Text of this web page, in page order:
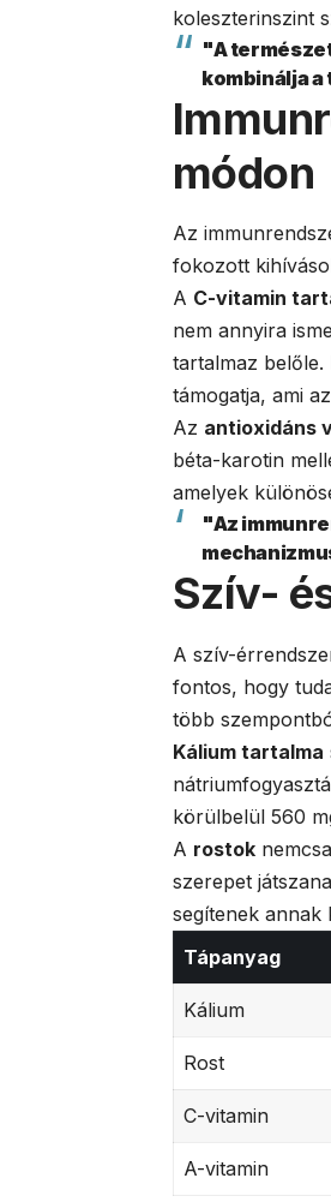
koleszterinszint
"A
kombinálja
módon
Az
fokozott
A C-vitamin
nem annyira
tartalmaz belőle.
támogatja, ami
Az antioxidáns
béta-karotin
amelyek
"Az
Szív-
A szív-
fontos, hogy
több
Kálium tartalma
körülbelül 560
A rostok
szerepet
segítenek annak
Tápanyag
Kálium
Rost
C-vitamin
A-vitamin